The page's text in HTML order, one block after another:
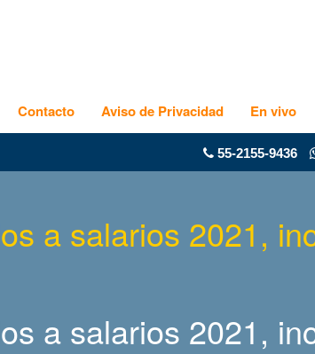
Contacto Aviso de Privacidad En vivo
55-2155-9436
a salarios 2021,
a salarios 2021,